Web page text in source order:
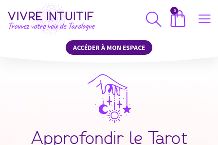
0
ACCÉDER À MON ESPACE
Approfondir le Tarot